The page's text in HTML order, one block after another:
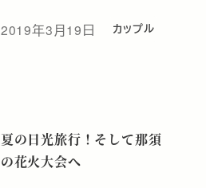
投稿日
2019年3月19日 カップル
夏の日光旅行！そして那須
の花火大会へ